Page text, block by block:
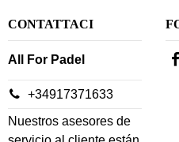
CONTATTACI
All For Padel
+34917371633
Nuestros asesores de